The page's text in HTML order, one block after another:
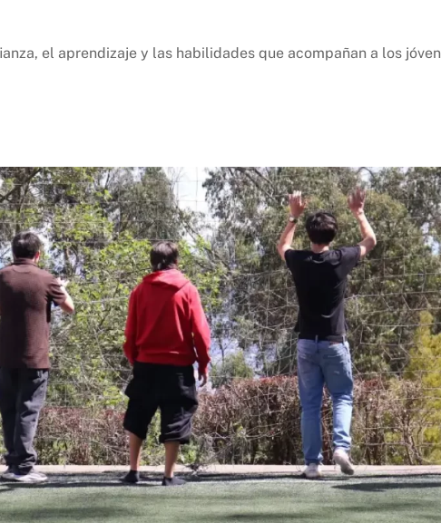
el aprendizaje y las habilidades que acompañan a los